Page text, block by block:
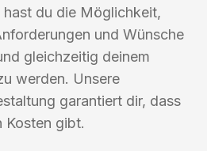
hast du die Möglichkeit,
und Wünsche
gleichzeitig deinem
werden. Unsere
garantiert dir, dass
Kosten gibt.